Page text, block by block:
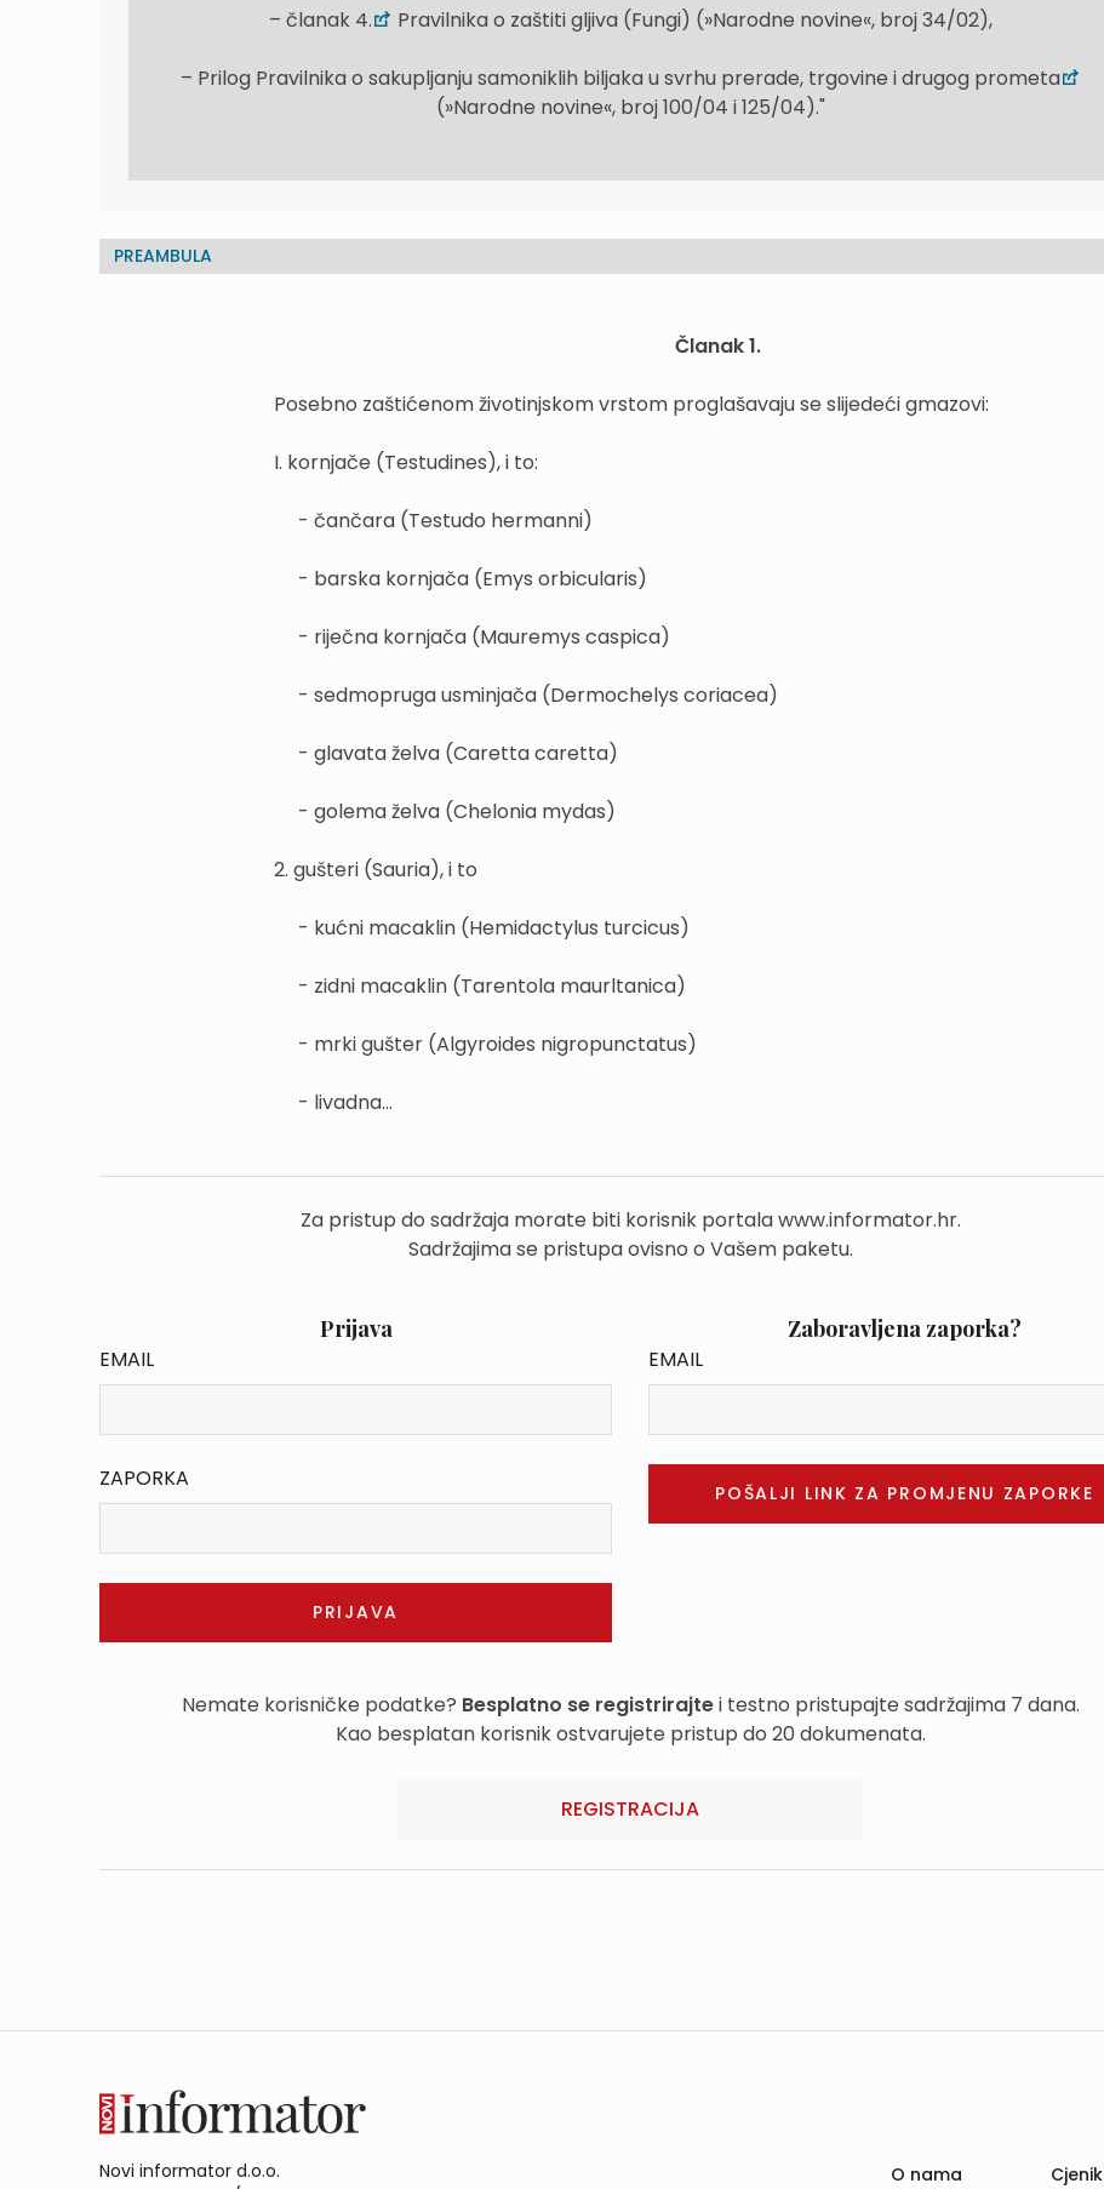
– članak 4. Pravilnika o zaštiti gljiva (Fungi) (»Narodne novine«, broj 34/02),
– Prilog Pravilnika o sakupljanju samoniklih biljaka u svrhu prerade, trgovine i drugog prometa
(»Narodne novine«, broj 100/04 i 125/04)."
PREAMBULA
Članak 1.
Posebno zaštićenom životinjskom vrstom proglašavaju se slijedeći gmazovi:
I. kornjače (Testudines), i to:
- čančara (Testudo hermanni)
- barska kornjača (Emys orbicularis)
- riječna kornjača (Mauremys caspica)
- sedmopruga usminjača (Dermochelys coriacea)
- glavata želva (Caretta caretta)
- golema želva (Chelonia mydas)
2. gušteri (Sauria), i to
- kućni macaklin (Hemidactylus turcicus)
- zidni macaklin (Tarentola maurltanica)
- mrki gušter (Algyroides nigropunctatus)
- livadna...
Za pristup do sadržaja morate biti korisnik portala www.informator.hr.
Sadržajima se pristupa ovisno o Vašem paketu.
Prijava
EMAIL
ZAPORKA
Zaboravljena zaporka?
EMAIL
Nemate korisničke podatke? Besplatno se registrirajtei testno pristupajte sadržajima 7 dana.
Kao besplatan korisnik ostvarujete pristup do 20 dokumenata.
REGISTRACIJA
Novi informator d.o.o.
O nama Cjenik